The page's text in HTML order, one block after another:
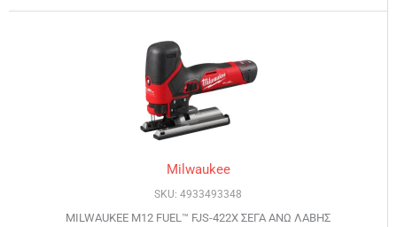
Milwaukee
SKU: 4933493348
MILWAUKEE M12 FUEL™ FJS-422X ΣΕΓΑ ΑΝΩ ΛΑΒΗΣ